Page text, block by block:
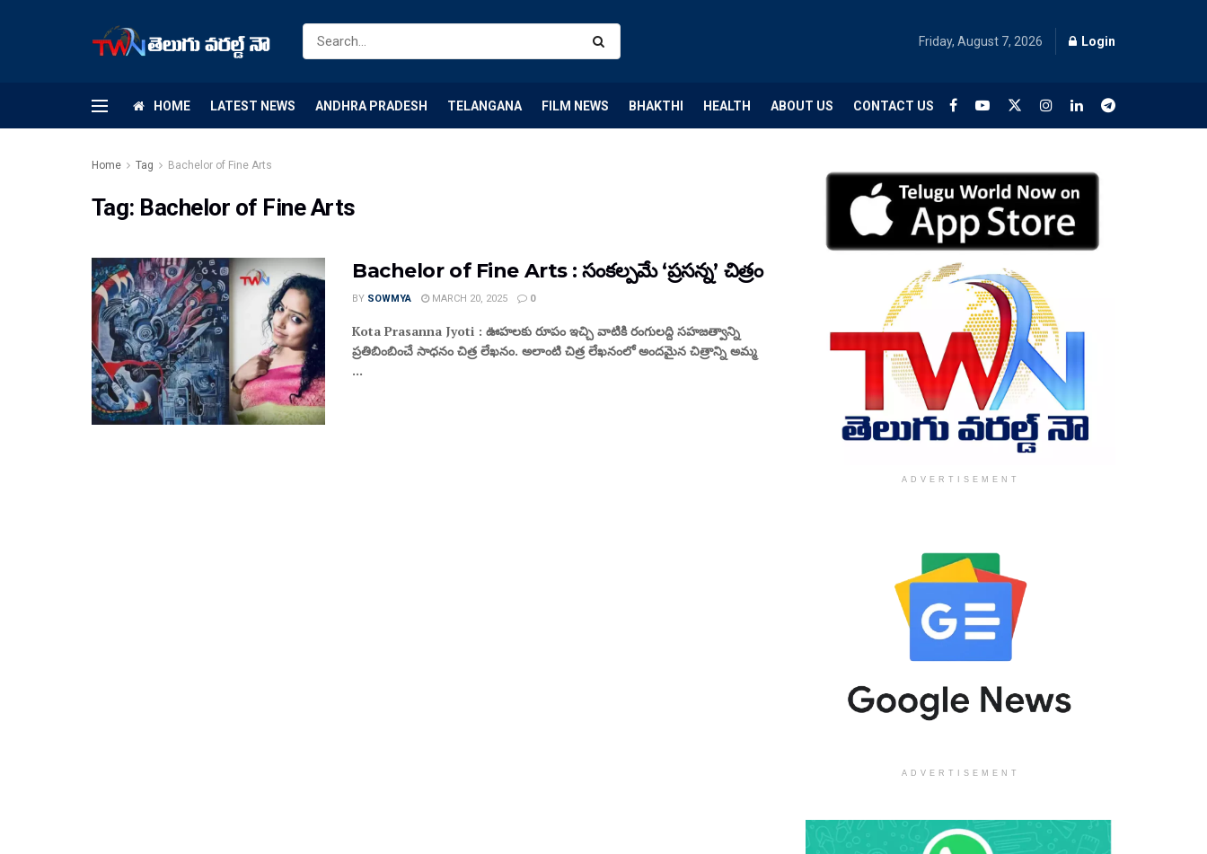
Friday, August 7, 2026 Login
HOME LATEST NEWS ANDHRA PRADESH TELANGANA FILM NEWS BHAKTHI HEALTH ABOUT US CONTACT US
Home Tag Bachelor of Fine Arts
Tag: Bachelor of Fine Arts
Bachelor of Fine Arts : సంకల్పమే ‘ప్రసన్న’ చిత్రం
BY SOWMYA MARCH 20, 2025 0
Kota Prasanna Jyoti : ఊహలకు రూపం ఇచ్చి వాటికి రంగులద్ది సహజత్వాన్ని
ప్రతిబింబించే సాధనం చిత్ర లేఖనం. అలాంటి చిత్ర లేఖనంలో అందమైన చిత్రాన్ని అమ్మ
...
ADVERTISEMENT
ADVERTISEMENT